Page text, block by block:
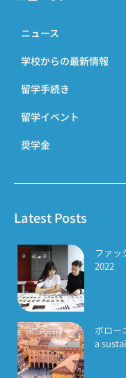
ニュース
学校からの最新情報
留学手続き
留学イベント
奨学金
Latest Posts
ファッ
2022
ボロー
a